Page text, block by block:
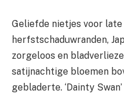
Geliefde nietjes voor late
herfstschaduwranden,
zorgeloos en
satijnachtige bloemen
gebladerte. ‘Dainty